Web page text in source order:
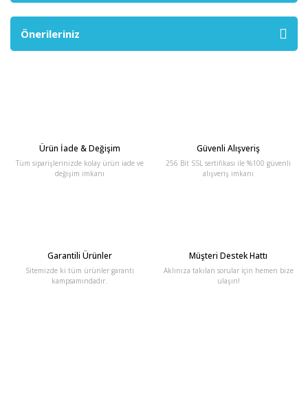
Önerileriniz
Ürün İade & Değişim
Tüm siparişlerinizde kolay ürün iade ve
değişim imkanı
Güvenli Alışveriş
256 Bit SSL sertifikası ile %100 güvenli
alışveriş imkanı
Garantili Ürünler
Sitemizde ki tüm ürünler garanti
kampsamındadır.
Müşteri Destek Hattı
Aklınıza takılan sorular için hemen bize
ulaşın!